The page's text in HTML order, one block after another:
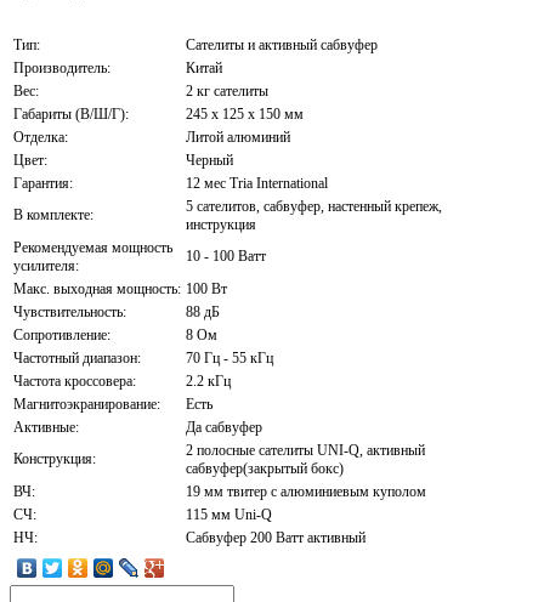
Тип:
Сателиты и активный сабвуфер
Производитель:
Китай
Вес:
2 кг сателиты
Габариты (В/Ш/Г):
245 x 125 x 150 мм
Отделка:
Литой алюминий
Цвет:
Черный
Гарантия:
12 мес Tria International
В комплекте:
5 сателитов, сабвуфер, настенный крепеж,
инструкция
Рекомендуемая мощность
усилителя:
10 - 100 Ватт
Макс. выходная мощность: 100 Вт
Чувствительность:
88 дБ
Сопротивление:
8 Ом
Частотный диапазон:
70 Гц - 55 кГц
Частота кроссовера:
2.2 кГц
Магнитоэкранирование:
Есть
Активные:
Да сабвуфер
Конструкция:
2 полосные сателиты UNI-Q, активный
сабвуфер(закрытый бокс)
ВЧ:
19 мм твитер с алюминиевым куполом
СЧ:
115 мм Uni-Q
НЧ:
Сабвуфер 200 Ватт активный